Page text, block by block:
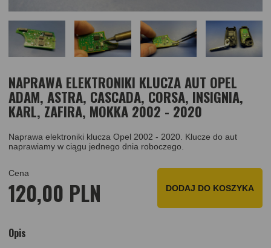
NAPRAWA ELEKTRONIKI KLUCZA AUT OPEL
ADAM, ASTRA, CASCADA, CORSA, INSIGNIA,
KARL, ZAFIRA, MOKKA 2002 - 2020
Naprawa elektroniki klucza Opel 2002 - 2020. Klucze do aut
naprawiamy w ciągu jednego dnia roboczego.
Cena
120,00 PLN DODAJ DO KOSZYKA
Opis